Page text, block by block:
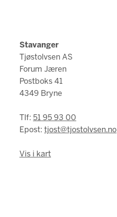
Stavanger
Tjøstolvsen AS
Forum Jæren
Postboks 41
4349 Bryne
Tlf: 51 95 93 00
Epost: tjost@tjostolvsen.no
Vis i kart